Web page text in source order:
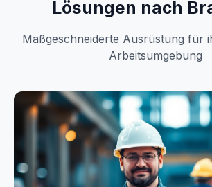
Lösungen nach
Maßgeschneiderte Ausrüstung für
Arbeitsumgebung